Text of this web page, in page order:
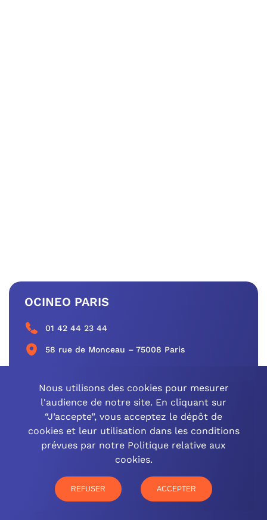
OCINEO PARIS
01 42 44 23 44
58 rue de Monceau – 75008 Paris
CONTACTEZ-NOUS
OCINEO GRAND EST
77 rue Paul Douce – 51480 Damery
Nous utilisons des cookies pour mesurer
l'audience de notre site. En cliquant sur
“J’accepte”, vous acceptez le dépôt de
cookies et leur utilisation dans les conditions
prévues par notre Politique relative aux
cookies.
REFUSER ACCEPTER